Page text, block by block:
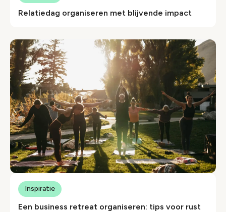
Relatiedag organiseren met blijvende impact
Een business retreat organiseren: tips voor rust
Inspiratie